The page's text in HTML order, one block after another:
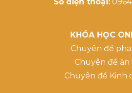
KHÓA HỌC
Chuyên đề
Chuyên đề ăn
Chuyên đề Kinh